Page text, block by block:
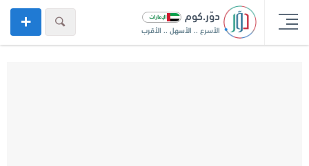
دوّر.كوم
الأسرع .. الأسهل .. الأقرب